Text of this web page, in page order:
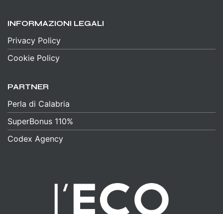
INFORMAZIONI LEGALI
Privacy Policy
Cookie Policy
PARTNER
Perla di Calabria
SuperBonus 110%
Codex Agency